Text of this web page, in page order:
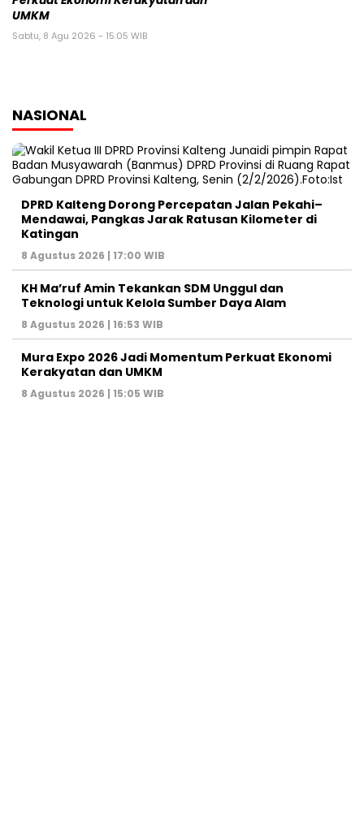
UMKM
Sabtu, 8 Agu 2026 - 15:05 WIB
NASIONAL
DPRD Kalteng Dorong Percepatan Jalan Pekahi–
Mendawai, Pangkas Jarak Ratusan Kilometer di
Katingan
8 Agustus 2026 | 17:00 WIB
KH Ma’ruf Amin Tekankan SDM Unggul dan
Teknologi untuk Kelola Sumber Daya Alam
8 Agustus 2026 | 16:53 WIB
Mura Expo 2026 Jadi Momentum Perkuat Ekonomi
Kerakyatan dan UMKM
8 Agustus 2026 | 15:05 WIB